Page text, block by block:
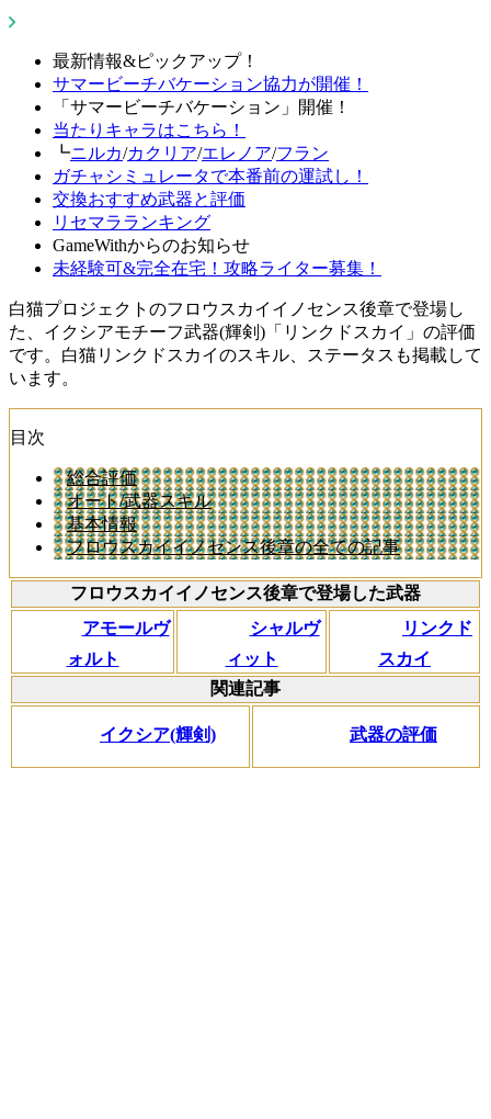
最新情報&ピックアップ！
サマービーチバケーション協力が開催！
「サマービーチバケーション」開催！
当たりキャラはこちら！
┗ニルカ/カクリア/エレノア/フラン
ガチャシミュレータで本番前の運試し！
交換おすすめ武器と評価
リセマラランキング
GameWithからのお知らせ
未経験可&完全在宅！攻略ライター募集！
白猫プロジェクトのフロウスカイイノセンス後章で登場し
た、イクシアモチーフ武器(輝剣)「リンクドスカイ」の評価
です。白猫リンクドスカイのスキル、ステータスも掲載して
います。
目次
総合評価
オート/武器スキル
基本情報
フロウスカイイノセンス後章の全ての記事
フロウスカイイノセンス後章で登場した武器
アモールヴ
ォルト
シャルヴ
ィット
リンクド
スカイ
関連記事
イクシア(輝剣) 武器の評価